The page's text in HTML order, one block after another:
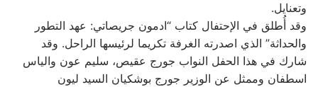
وتعنايل.
وقد أُطلق في الإحتفال كتاب “ادمون جريصاتي: عهد التطور
والحداثة” الذي اصدرته الغرفة تكريما لرئيسها الراحل. وقد
شارك في هذا الحفل النواب جورج عقيص، سليم عون والياس
اسطفان وممثل عن الوزير جورج بوشكيان السيد ليون